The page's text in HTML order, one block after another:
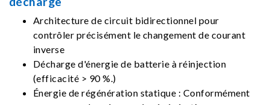
Architecture de circuit bidirectionnel pour
contrôler précisément le changement de courant
inverse
Décharge d'énergie de batterie à réinjection
(efficacité > 90 %.)
Énergie de régénération statique : Conformément